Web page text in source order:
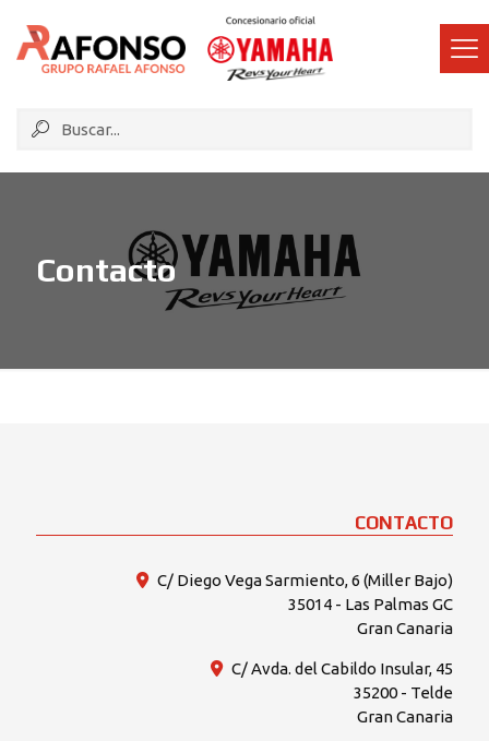
Contacto
CONTACTO
C/ Diego Vega Sarmiento, 6 (Miller Bajo)
35014 - Las Palmas GC
Gran Canaria
C/ Avda. del Cabildo Insular, 45
35200 - Telde
Gran Canaria